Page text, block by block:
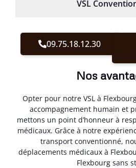
VSL
09.75.18.12.30
Nos
Opter pour notre VSL à
accompagnement humain et
mettons un point d’honneur à
médicaux. Grâce à notre
transport conventionné,
déplacements médicaux à
Flexbourg sans